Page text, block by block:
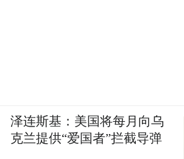
泽连斯基：美国将每月向乌
克兰提供“爱国者”拦截导弹